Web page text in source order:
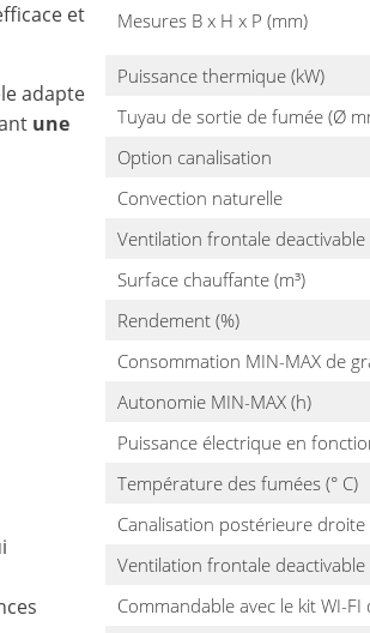
et
adapte
une
Mesures B x H x P (mm)
Puissance thermique (kW)
Tuyau de sortie de fumée (Ø
Option canalisation
Convection naturelle
Ventilation frontale deactivable
Surface chauffante (m³)
Rendement (%)
Consommation MIN-MAX de
Autonomie MIN-MAX (h)
Puissance électrique en
Température des fumées (° C)
Canalisation postérieure droite
Ventilation frontale
Commandable avec le kit WI-FI